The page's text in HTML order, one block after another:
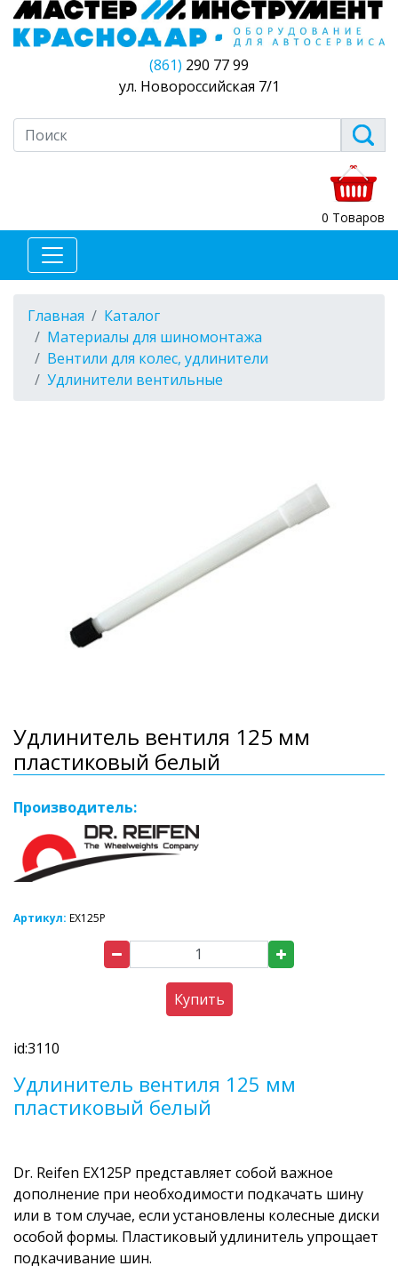
(861) 290 77 99
ул. Новороссийская 7/1
0 Товаров
Главная
Каталог
Материалы для шиномонтажа
Вентили для колес, удлинители
Удлинители вентильные
Удлинитель вентиля 125 мм
пластиковый белый
Производитель:
Артикул: EX125P
Купить
id:3110
Удлинитель вентиля 125 мм
пластиковый белый
Dr. Reifen EX125P представляет собой важное
дополнение при необходимости подкачать шину
или в том случае, если установлены колесные диски
особой формы. Пластиковый удлинитель упрощает
подкачивание шин.